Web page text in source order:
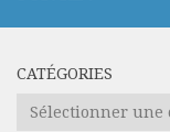
CATÉGORIES
Catégories